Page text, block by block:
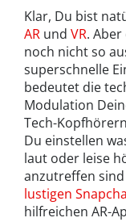
Klar, Du bist
AR und VR.
noch nicht so
superschnelle
bedeutet die
Modulation
Tech-Kopfhörern
Du einstellen
laut oder leise
anzutreffen sind
lustigen
hilfreichen AR-